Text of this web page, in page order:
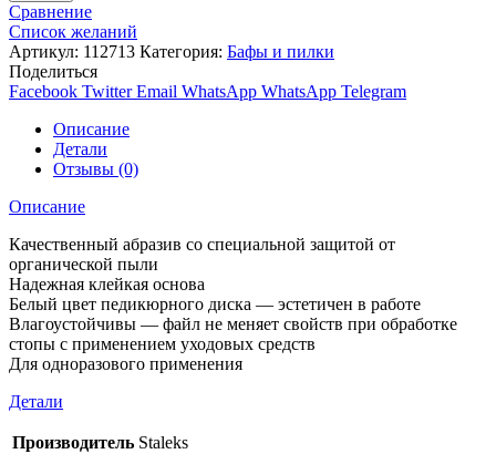
Сравнение
Список желаний
Артикул: 112713 Категория: Бафы и пилки
Поделиться
Facebook Twitter Email WhatsApp WhatsApp Telegram
Описание
Детали
Отзывы (0)
Описание
Качественный абразив со специальной защитой от
органической пыли
Надежная клейкая основа
Белый цвет педикюрного диска — эстетичен в работе
Влагоустойчивы — файл не меняет свойств при обработке
стопы с применением уходовых средств
Для одноразового применения
Детали
Производитель Staleks